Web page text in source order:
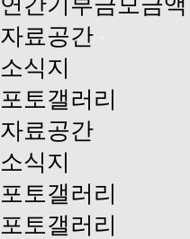
자료공간
소식지
포토갤러리
자료공간
소식지
포토갤러리
포토갤러리